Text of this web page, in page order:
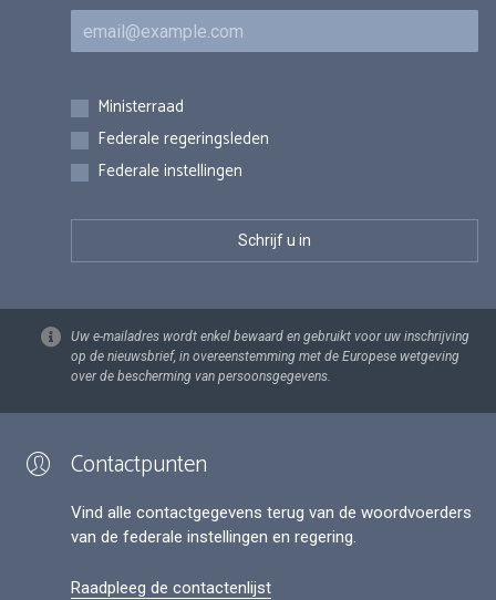
E-mail
Inschrijvingen
Ministerraad
Federale regeringsleden
Federale instellingen
Uw e-mailadres wordt enkel bewaard en gebruikt voor uw inschrijving
op de nieuwsbrief, in overeenstemming met de Europese wetgeving
over de bescherming van persoonsgegevens.
Contactpunten
Vind alle contactgegevens terug van de woordvoerders
van de federale instellingen en regering.
Raadpleeg de contactenlijst